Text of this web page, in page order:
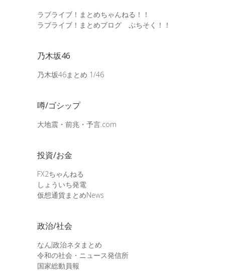
ラブライブ！まとめちゃんねる！！
ラブライブ！まとめブログ ぷちそく！！
乃木坂46
乃木坂46まとめ 1/46
噂/ゴシップ
大地震・前兆・予言.com
投資/お金
FX2ちゃんねる
しょういち発電
仮想通貨まとめNews
政治/社会
なんJ政治ネタまとめ
令和の社会・ニュース発信所
国家総動員報